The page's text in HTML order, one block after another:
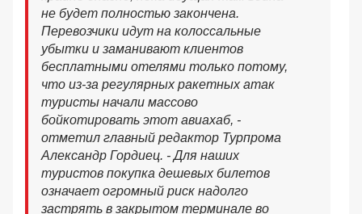
не будет полностью закончена.
Перевозчики идут на колоссальные
убытки и заманивают клиентов
бесплатными отелями только потому,
что из-за регулярных ракетных атак
туристы начали массово
бойкотировать этот авиахаб, -
отметил главный редактор Турпрома
Александр Гордиец. - Для наших
туристов покупка дешевых билетов
означает огромный риск надолго
застрять в закрытом терминале во